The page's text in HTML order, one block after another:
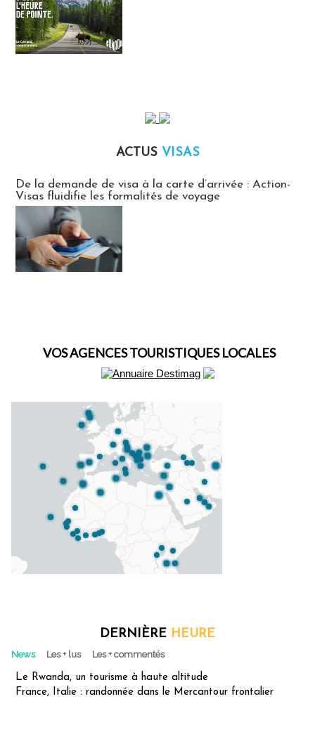
ACTUS VISAS
De la demande de visa à la carte d’arrivée : Action-
Visas fluidifie les formalités de voyage
VOS AGENCES TOURISTIQUES LOCALES
DERNIÈRE HEURE
News Les + lus Les + commentés
Le Rwanda, un tourisme à haute altitude
France, Italie : randonnée dans le Mercantour frontalier